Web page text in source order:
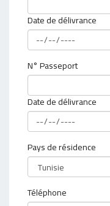
Date de délivrance
N° Passeport
Date de délivrance
Pays de résidence
Téléphone